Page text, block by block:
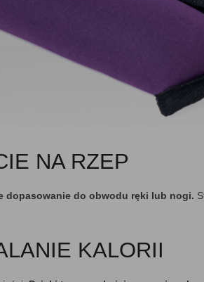
NA RZEP
dopasowanie do obwodu ręki lub nogi.
KALORII